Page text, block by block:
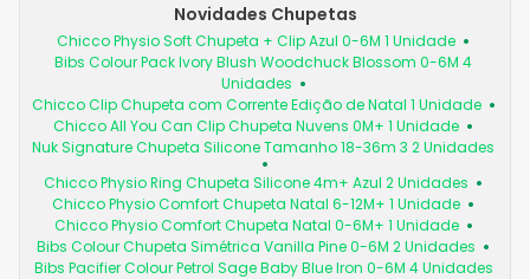
Novidades Chupetas
Chicco Physio Soft Chupeta + Clip Azul 0-6M 1 Unidade
Bibs Colour Pack Ivory Blush Woodchuck Blossom 0-6M 4
Unidades
Chicco Clip Chupeta com Corrente Edição de Natal 1 Unidade
Chicco All You Can Clip Chupeta Nuvens 0M+ 1 Unidade
Nuk Signature Chupeta Silicone Tamanho 18-36m 3 2 Unidades
Chicco Physio Ring Chupeta Silicone 4m+ Azul 2 Unidades
Chicco Physio Comfort Chupeta Natal 6-12M+ 1 Unidade
Chicco Physio Comfort Chupeta Natal 0-6M+ 1 Unidade
Bibs Colour Chupeta Simétrica Vanilla Pine 0-6M 2 Unidades
Bibs Pacifier Colour Petrol Sage Baby Blue Iron 0-6M 4 Unidades